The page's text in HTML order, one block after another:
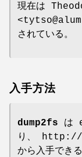
現在は
されている。
入手方法
dump2fs は
り、
から入手できる